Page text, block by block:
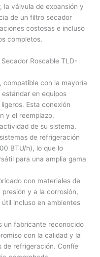
la válvula de expansión y
de un filtro secador
costosas e incluso
completos.
Roscable TLD-
compatible con la mayoría
en equipos
Esta conexión
y el reemplazo,
de su sistema.
de refrigeración
BTU/h), lo que lo
para una amplia gama
con materiales de
y a la corrosión,
incluso en ambientes
un fabricante reconocido
con la calidad y la
de refrigeración. Confíe